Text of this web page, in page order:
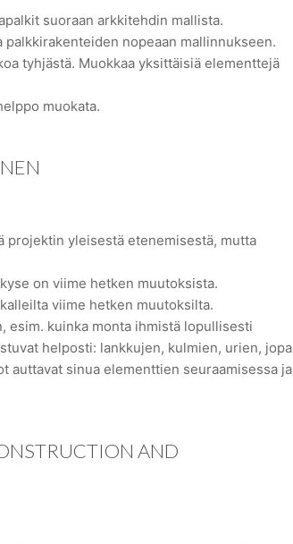
suoraan arkkitehdin mallista.
nopeaan mallinnukseen.
tyhjästä. Muokkaa yksittäisiä elementtejä
muokata.
projektin yleisestä etenemisestä, mutta
on viime hetken muutoksista.
viime hetken muutoksilta.
esim. kuinka monta ihmistä lopullisesti
helposti: lankkujen, kulmien, urien, jopa
auttavat sinua elementtien seuraamisessa ja
AND